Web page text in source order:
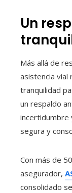
Un
Más allá de
asistencia
tranquilidad
un respaldo
incertidumbre
segura y
Con más de
asegurador,
consolidado